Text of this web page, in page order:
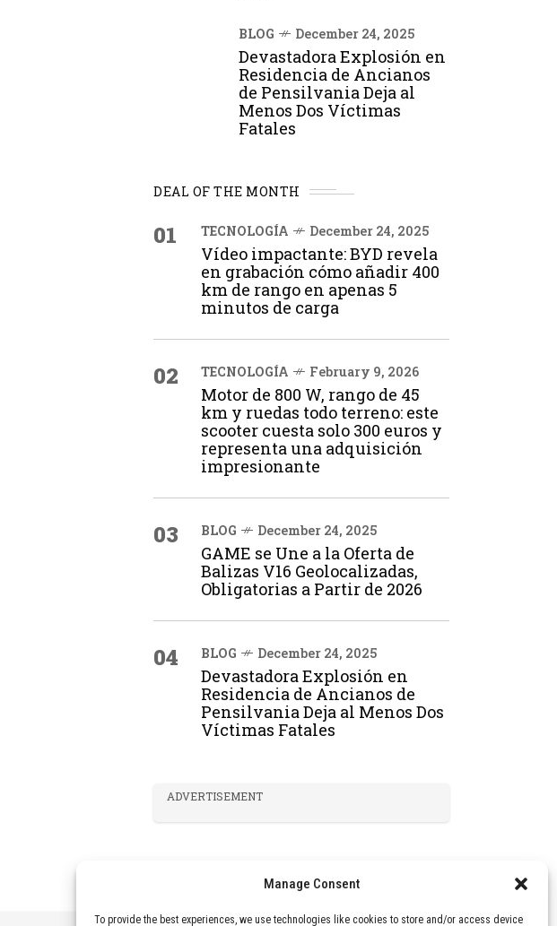
Manage Consent
To provide the best experiences, we use technologies like cookies to store and/or access device
BLOG December 24, 2025
Devastadora Explosión en
Residencia de Ancianos
de Pensilvania Deja al
Menos Dos Víctimas
Fatales
DEAL OF THE MONTH
01 TECNOLOGÍA December 24, 2025
Vídeo impactante: BYD revela
en grabación cómo añadir 400
km de rango en apenas 5
minutos de carga
02 TECNOLOGÍA February 9, 2026
Motor de 800 W, rango de 45
km y ruedas todo terreno: este
scooter cuesta solo 300 euros y
representa una adquisición
impresionante
03 BLOG December 24, 2025
GAME se Une a la Oferta de
Balizas V16 Geolocalizadas,
Obligatorias a Partir de 2026
04 BLOG December 24, 2025
Devastadora Explosión en
Residencia de Ancianos de
Pensilvania Deja al Menos Dos
Víctimas Fatales
ADVERTISEMENT